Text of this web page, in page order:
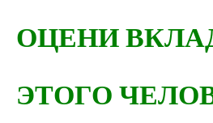
ОЦЕНИ
ЭТОГО